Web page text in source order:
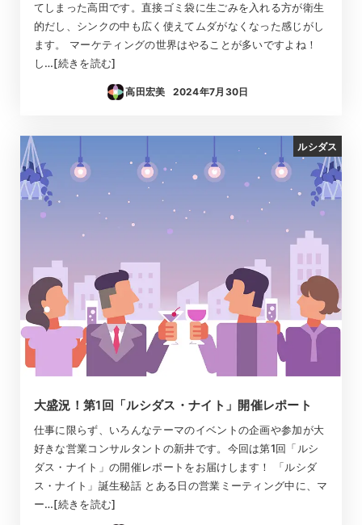
てしまった高田です。直接ゴミ袋に生ごみを入れる方が衛生
的だし、シンクの中も広く使えてムダがなくなった感じがし
ます。 マーケティングの世界はやることが多いですよね！
し…[続きを読む]
高田宏美
投稿日
2024年7月30日
ルシダス
大盛況！第1回「ルシダス・ナイト」開催レポート
仕事に限らず、いろんなテーマのイベントの企画や参加が大
好きな営業コンサルタントの新井です。今回は第1回「ルシ
ダス・ナイト」の開催レポートをお届けします！ 「ルシダ
ス・ナイト」誕生秘話 とある日の営業ミーティング中に、マ
ー…[続きを読む]